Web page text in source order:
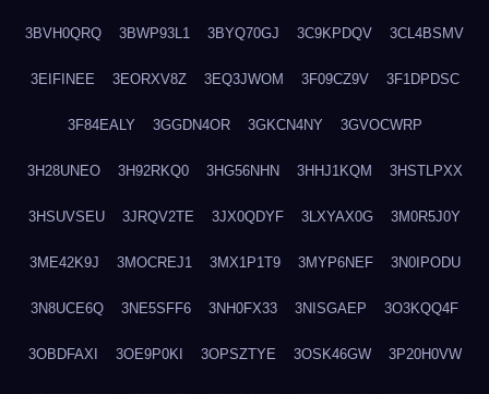
3BVH0QRQ 3BWP93L1 3BYQ70GJ 3C9KPDQV 3CL4BSMV
3EIFINEE 3EORXV8Z 3EQ3JWOM 3F09CZ9V 3F1DPDSC
3F84EALY 3GGDN4OR 3GKCN4NY 3GVOCWRP
3H28UNEO 3H92RKQ0 3HG56NHN 3HHJ1KQM 3HSTLPXX
3HSUVSEU 3JRQV2TE 3JX0QDYF 3LXYAX0G 3M0R5J0Y
3ME42K9J 3MOCREJ1 3MX1P1T9 3MYP6NEF 3N0IPODU
3N8UCE6Q 3NE5SFF6 3NH0FX33 3NISGAEP 3O3KQQ4F
3OBDFAXI 3OE9P0KI 3OPSZTYE 3OSK46GW 3P20H0VW